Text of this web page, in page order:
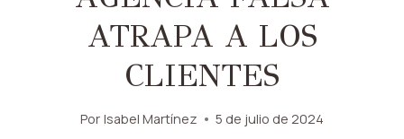
ATRAPA A LOS
CLIENTES
Por Isabel Martínez 5 de julio de 2024